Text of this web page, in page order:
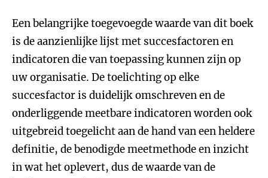
Een belangrijke toegevoegde waarde van dit boek
is de aanzienlijke lijst met succesfactoren en
indicatoren die van toepassing kunnen zijn op
uw organisatie. De toelichting op elke
succesfactor is duidelijk omschreven en de
onderliggende meetbare indicatoren worden ook
uitgebreid toegelicht aan de hand van een heldere
definitie, de benodigde meetmethode en inzicht
in wat het oplevert, dus de waarde van de